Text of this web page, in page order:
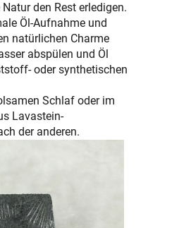
den Rest erledigen.
Öl-Aufnahme und
natürlichen Charme
abspülen und Öl
oder synthetischen
Schlaf oder im
Lavastein-
der anderen.